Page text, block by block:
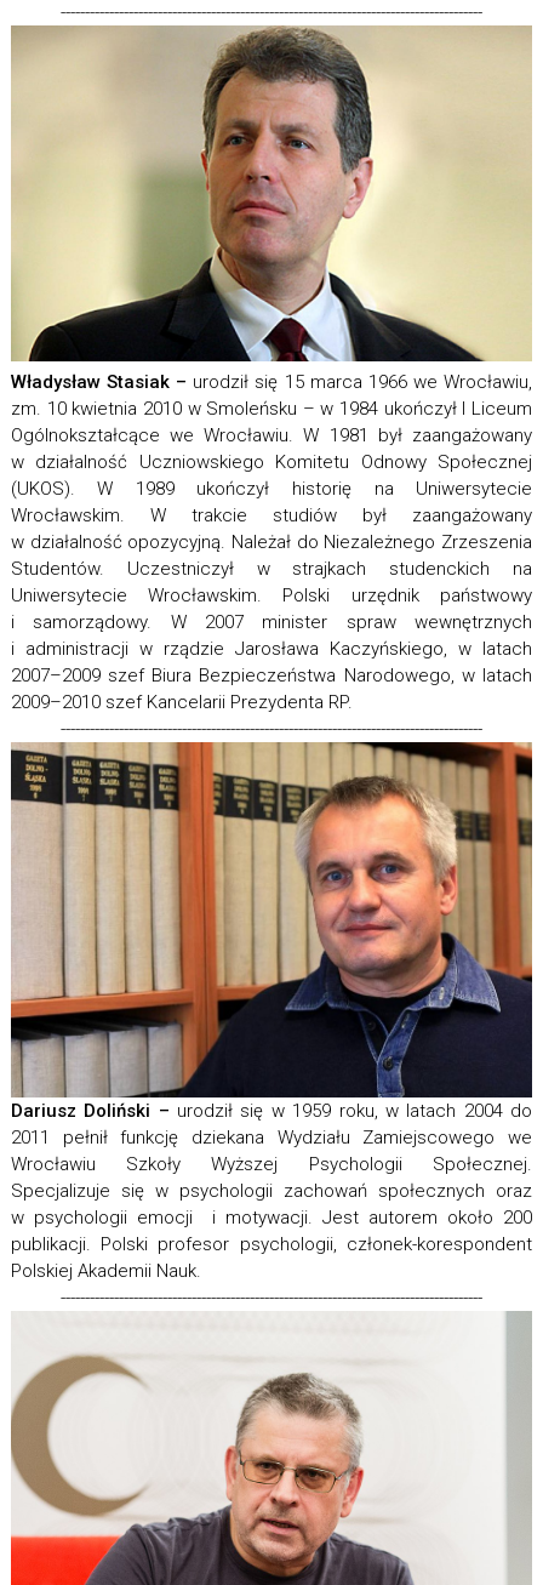
---------------------------------------------------------------------------------------
Władysław Stasiak – urodził się 15 marca 1966 we Wrocławiu,
zm. 10 kwietnia 2010 w Smoleńsku – w 1984 ukończył I Liceum
Ogólnokształcące we Wrocławiu. W 1981 był zaangażowany
w działalność Uczniowskiego Komitetu Odnowy Społecznej
(UKOS). W 1989 ukończył historię na Uniwersytecie
Wrocławskim. W trakcie studiów był zaangażowany
w działalność opozycyjną. Należał do Niezależnego Zrzeszenia
Studentów. Uczestniczył w strajkach studenckich na
Uniwersytecie Wrocławskim. Polski urzędnik państwowy
i samorządowy. W 2007 minister spraw wewnętrznych
i administracji w rządzie Jarosława Kaczyńskiego, w latach
2007–2009 szef Biura Bezpieczeństwa Narodowego, w latach
2009–2010 szef Kancelarii Prezydenta RP.
---------------------------------------------------------------------------------------
Dariusz Doliński – urodził się w 1959 roku, w latach 2004 do
2011 pełnił funkcję dziekana Wydziału Zamiejscowego we
Wrocławiu Szkoły Wyższej Psychologii Społecznej.
Specjalizuje się w psychologii zachowań społecznych oraz
w psychologii emocji i motywacji. Jest autorem około 200
publikacji. Polski profesor psychologii, członek-korespondent
Polskiej Akademii Nauk.
---------------------------------------------------------------------------------------